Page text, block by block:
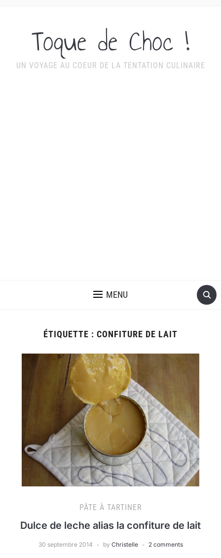
Toque de Choc !
UN VOYAGE AU COEUR DE LA TENTATION CULINAIRE
MENU
ÉTIQUETTE : CONFITURE DE LAIT
PÂTE À TARTINER
Dulce de leche alias la confiture de lait
30 septembre 2014 by Christelle 2 comments